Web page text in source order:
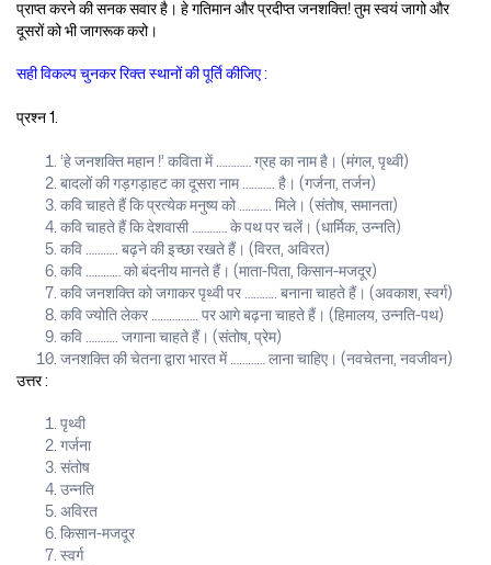
प्राप्त करने की सनक सवार है। हे गतिमान और प्रदीप्त जनशक्ति! तुम स्वयं जागो और
दूसरों को भी जागरूक करो।
सही विकल्प चुनकर रिक्त स्थानों की पूर्ति कीजिए :
प्रश्न 1.
‘हे जनशक्ति महान !’ कविता में ………… ग्रह का नाम है। (मंगल, पृथ्वी)
बादलों की गड़गड़ाहट का दूसरा नाम ……….. है। (गर्जना, तर्जन)
कवि चाहते हैं कि प्रत्येक मनुष्य को ……….. मिले। (संतोष, समानता)
कवि चाहते हैं कि देशवासी ………… के पथ पर चलें। (धार्मिक, उन्नति)
कवि ……….. बढ़ने की इच्छा रखते हैं। (विरत, अविरत)
कवि ………… को बंदनीय मानते हैं। (माता-पिता, किसान-मजदूर)
कवि जनशक्ति को जगाकर पृथ्वी पर ……….. बनाना चाहते हैं। (अवकाश, स्वर्ग)
कवि ज्योति लेकर ……………. पर आगे बढ़ना चाहते हैं। (हिमालय, उन्नति-पथ)
कवि ……….. जगाना चाहते हैं। (संतोष, प्रेम)
जनशक्ति की चेतना द्वारा भारत में ………… लाना चाहिए। (नवचेतना, नवजीवन)
उत्तर :
पृथ्वी
गर्जना
संतोष
उन्नति
अविरत
किसान-मजदूर
स्वर्ग